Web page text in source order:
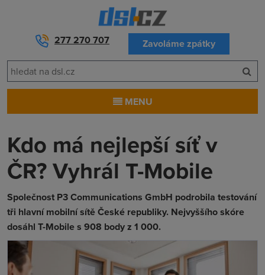
277 270 707 Zavoláme zpátky
MENU
Kdo má nejlepší síť v
ČR? Vyhrál T-Mobile
Společnost P3 Communications GmbH podrobila testování
tři hlavní mobilní sítě České republiky. Nejvyššího skóre
dosáhl T-Mobile s 908 body z 1 000.